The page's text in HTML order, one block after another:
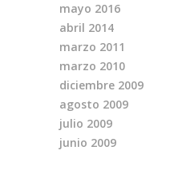
mayo 2016
abril 2014
marzo 2011
marzo 2010
diciembre 2009
agosto 2009
julio 2009
junio 2009